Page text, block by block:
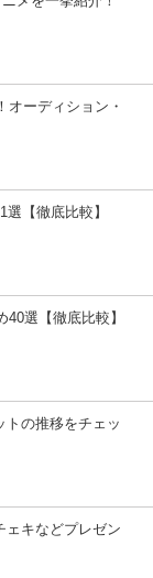
オーディション・
【徹底比較】
選【徹底比較】
トの推移をチェッ
ェキなどプレゼン